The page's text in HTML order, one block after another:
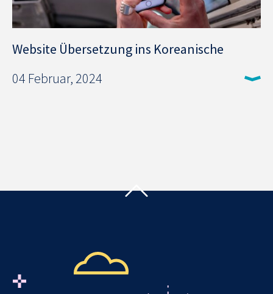
Website Übersetzung ins Koreanische
04 Februar, 2024